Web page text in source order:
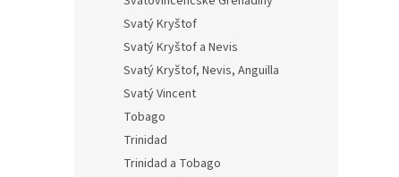
Svatý Kryštof
Svatý Kryštof a Nevis
Svatý Kryštof, Nevis, Anguilla
Svatý Vincent
Tobago
Trinidad
Trinidad a Tobago